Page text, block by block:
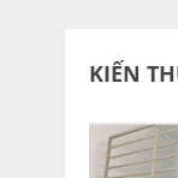
KIẾN